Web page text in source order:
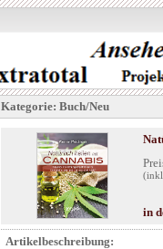
Kategorie: Buch/Neu
in
Artikelbeschreibung: